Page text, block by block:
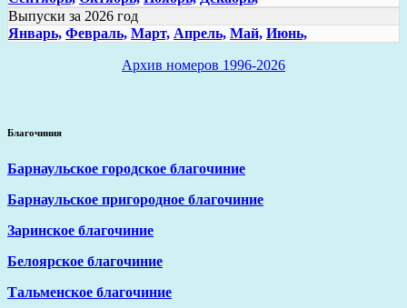
Выпуски за 2026 год
Январь, Февраль, Март, Апрель, Май, Июнь,
Архив номеров 1996-2026
Благочиния
Барнаульское городское благочиние
Барнаульское пригородное благочиние
Заринское благочиние
Белоярское благочиние
Тальменское благочиние